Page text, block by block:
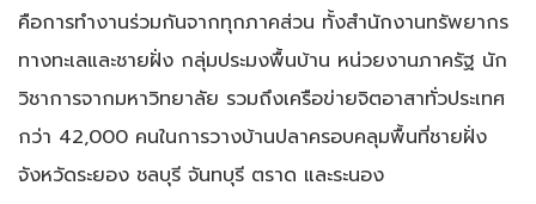
คือการทำงานร่วมกันจากทุกภาคส่วน ทั้งสำนักงานทรัพยากร
ทางทะเลและชายฝั่ง กลุ่มประมงพื้นบ้าน หน่วยงานภาครัฐ นัก
วิชาการจากมหาวิทยาลัย รวมถึงเครือข่ายจิตอาสาทั่วประเทศ
กว่า 42,000 คนในการวางบ้านปลาครอบคลุมพื้นที่ชายฝั่ง
จังหวัดระยอง ชลบุรี จันทบุรี ตราด และระนอง